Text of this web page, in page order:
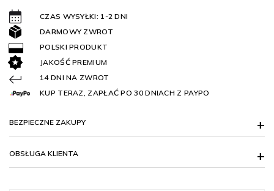
CZAS WYSYŁKI: 1-2 DNI
DARMOWY ZWROT
POLSKI PRODUKT
JAKOŚĆ PREMIUM
14 DNI NA ZWROT
KUP TERAZ, ZAPŁAĆ PO 30 DNIACH Z PAYPO
BEZPIECZNE ZAKUPY
OBSŁUGA KLIENTA